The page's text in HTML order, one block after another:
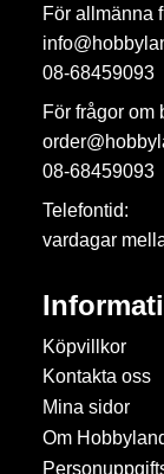
För allmänna
08-68459093
För frågor om
08-68459093
Telefontid:
vardagar
Köpvillkor
Kontakta oss
Mina sidor
Om